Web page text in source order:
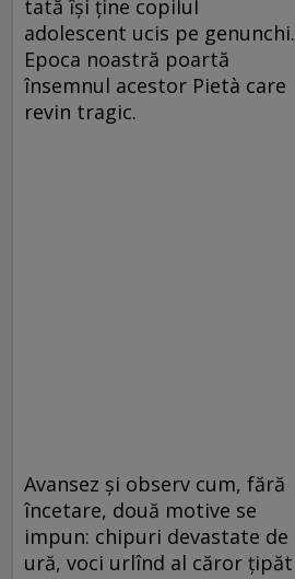
tată îşi ţine copilul
adolescent ucis pe genunchi.
Epoca noastră poartă
însemnul acestor Pietà care
revin tragic.
Avansez şi observ cum, fără
încetare, două motive se
impun: chipuri devastate de
ură, voci urlînd al căror ţipăt